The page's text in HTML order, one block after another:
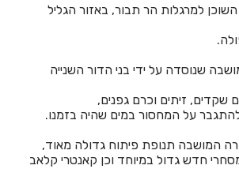
בבית הלל
בבית חרות
בבית יהושע
בבית ינאי
בבית לחם הגלילית
למרגלות הר תבור, באזור הגליל
שנוסדה על ידי בני הדור השנייה
שקדים, זיתים וכרם גפנים,
על המחסור במים שהיה בזמנו.
המושבה תנופת פיתוח גדולה מאוד,
חדש גדול במיוחד וכן קאנטרי קלאב